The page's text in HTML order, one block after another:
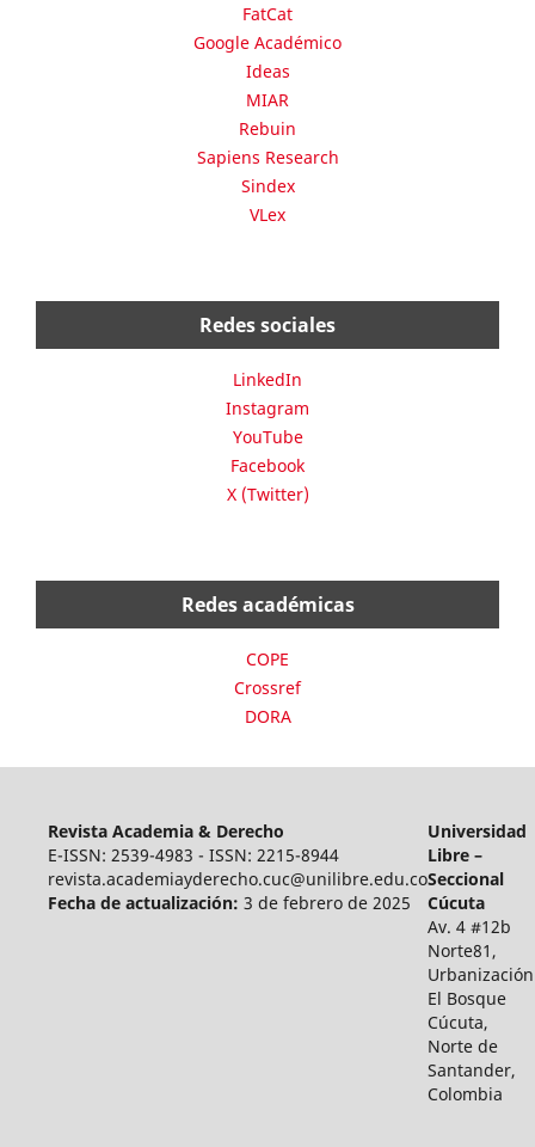
FatCat
Google Académico
Ideas
MIAR
Rebuin
Sapiens Research
Sindex
VLex
Redes sociales
LinkedIn
Instagram
YouTube
Facebook
X (Twitter)
Redes académicas
COPE
Crossref
DORA
Revista Academia & Derecho
E-ISSN: 2539-4983 - ISSN: 2215-8944
revista.academiayderecho.cuc@unilibre.edu.co
Fecha de actualización: 3 de febrero de 2025
Universidad
Libre –
Seccional
Cúcuta
Av. 4 #12b
Norte81,
Urbanización
El Bosque
Cúcuta,
Norte de
Santander,
Colombia